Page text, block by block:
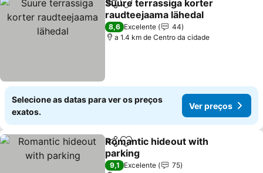
PartilharAdicionar aos favoritos
Suure terrassiga korter
raudteejaama lähedal
8,6 Excelente
44
a 1.4 km de Centro da cidade
Selecione as datas para ver os preços
exatos.
Ver preços
PartilharAdicionar aos favoritos
Romantic hideout with
parking
9,1 Excelente
75